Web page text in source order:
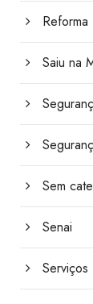
Reforma
Saiu na
Sem
Senai
Serviços